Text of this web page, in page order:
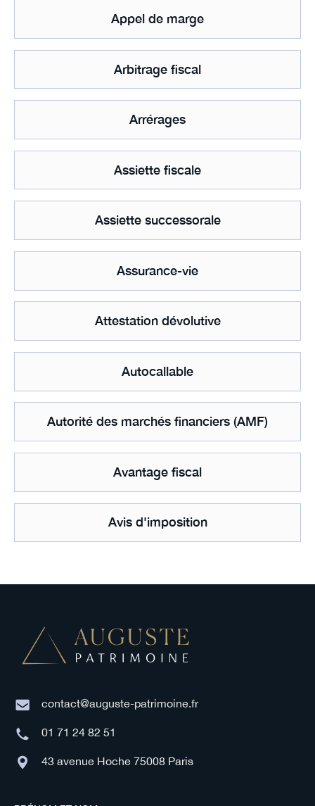
Appel de marge
Arbitrage fiscal
Arrérages
Assiette fiscale
Assiette successorale
Assurance-vie
Attestation dévolutive
Autocallable
Autorité des marchés financiers (AMF)
Avantage fiscal
Avis d'imposition
contact@auguste-patrimoine.fr
01 71 24 82 51
43 avenue Hoche 75008 Paris